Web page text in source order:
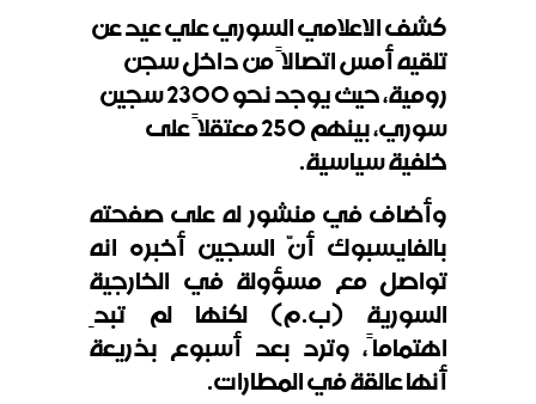
كشف الاعلامي السوري علي عيد عن
تلقيه أمس اتصالاً من داخل سجن
رومية، حيث يوجد نحو 2300 سجين
سوري، بينهم 250 معتقلاً على
خلفية سياسية.
وأضاف في منشور له على صفحته
بالفايسبوك أنّ السجين أخبره انه
تواصل مع مسؤولة في الخارجية
السورية (ب.م) لكنها لم تبدِ
اهتماماً، وترد بعد أسبوع بذريعة
أنها عالقة في المطارات.